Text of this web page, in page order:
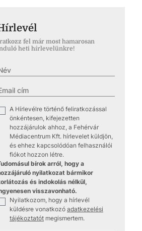
fel már most hamarosan
heti hírlevelünkre!
A Hírlevélre történő feliratkozással
önkéntesen, kifejezetten
hozzájárulok ahhoz, a Fehérvár
Médiacentrum Kft. hírlevelet küldjön,
és ehhez kapcsolódóan felhasználói
fiókot hozzon létre.
bírok arról, hogy a
nyilatkozat bármikor
és indokolás nélkül,
visszavonható.
Nyilatkozom, hogy a hírlevél
küldésre vonatkozó adatkezelési
tájékoztatót megismertem.